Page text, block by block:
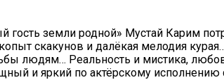
гость земли родной» Мустай Карим
скакунов и далёкая мелодия
людям… Реальность и мистика,
и яркий по актёрскому исполнению